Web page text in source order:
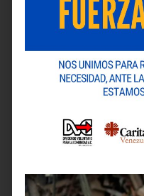
Correo electrónico*